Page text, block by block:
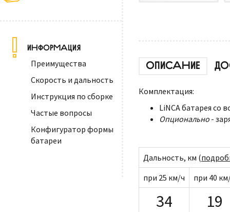
ИНФОРМАЦИЯ
Преимущества
Скорость и дальность
Инструкция по сборке
Частые вопросы
Конфигуратор формы
батареи
ОПИСАНИЕ
Комплектация:
LiNCA батарея со
Опционально -
Дальность, км (
при 25 км/ч
при 40
34 19